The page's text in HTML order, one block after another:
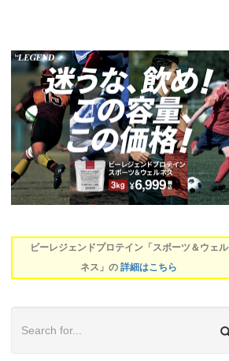
ビーレジェンドプロテイン「スポーツ＆ウェル
ネス」の詳細はこちら